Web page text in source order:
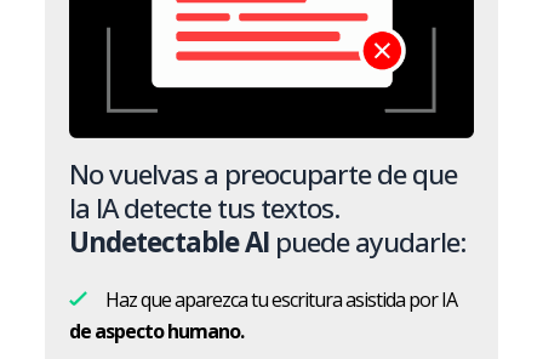
No vuelvas a preocuparte de que
la IA detecte tus textos.
Undetectable AI puede ayudarle:
Haz que aparezca tu escritura asistida por IA
de aspecto humano.